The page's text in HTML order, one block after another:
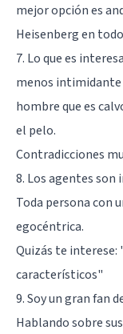
mejor opción es
Heisenberg en
7. Lo que es
menos intimidante
hombre que es
el pelo.
Contradicciones
8. Los agentes
Toda persona con
egocéntrica.
Quizás te interese:
característicos"
9. Soy un gran fan
Hablando sobre